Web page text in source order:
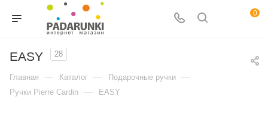
0
EASY 28
Главная — Каталог — Подарочные ручки —
Ручки Pierre Cardin — EASY